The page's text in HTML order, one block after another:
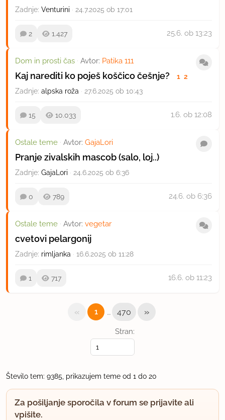
Zadnje: Venturini · 24.7.2025 ob 17:01
2 1.427 25.6. ob 13:23
Dom in prosti čas · Avtor: Patika 111
Kaj narediti ko poješ koščico češnje? 1 2
Zadnje: alpska roža · 27.6.2025 ob 10:43
15 10.033 1.6. ob 12:08
Ostale teme · Avtor: GajaLori
Pranje zivalskih mascob (salo, loj..)
Zadnje: GajaLori · 24.6.2025 ob 6:36
0 789 24.6. ob 6:36
Ostale teme · Avtor: vegetar
cvetovi pelargonij
Zadnje: rimljanka · 16.6.2025 ob 11:28
1 717 16.6. ob 11:23
Stran:
« 1 … 470 »
Število tem: 9385, prikazujem teme od 1 do 20
Za pošiljanje sporočila v forum se prijavite ali
vpišite.